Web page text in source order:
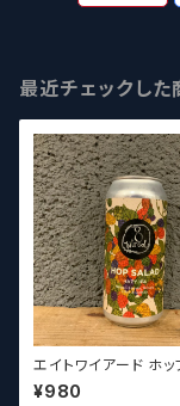
最近チェックした
エイトワイアード ホッ
8 Wired Hop Salad
¥980